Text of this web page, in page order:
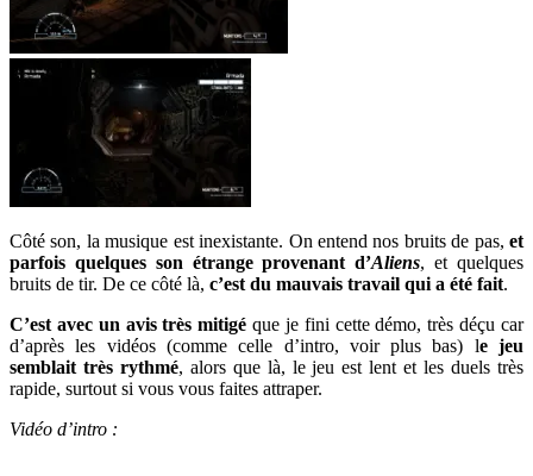
Côté son, la musique est inexistante. On entend nos bruits de pas, et
parfois quelques son étrange provenant d’Aliens, et quelques
bruits de tir. De ce côté là, c’est du mauvais travail qui a été fait.
C’est avec un avis très mitigé que je fini cette démo, très déçu car
d’après les vidéos (comme celle d’intro, voir plus bas) le jeu
semblait très rythmé, alors que là, le jeu est lent et les duels très
rapide, surtout si vous vous faites attraper.
Vidéo d’intro :